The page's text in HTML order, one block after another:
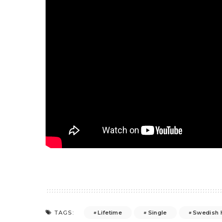
TAGS: Lifetime Single Swedish